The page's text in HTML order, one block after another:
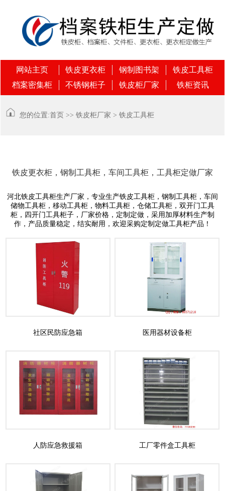
网站主页 铁皮更衣柜 钢制图书架
铁皮工具柜
档案密集柜
不锈钢柜子 铁皮柜厂家 铁柜资讯
您的位置:首页 >> 铁皮柜厂家 > 铁皮工具柜
铁皮更衣柜，钢制工具柜，车间工具柜，工具柜定做厂家
河北铁皮工具柜生产厂家，专业生产铁皮工具柜，钢制工具柜，车间
储物工具柜，移动工具柜，物料工具柜，仓储工具柜，双开门工具
柜，四开门工具柜子，厂家价格，定制定做，采用加厚材料生产制
作，产品质量稳定，结实耐用，欢迎采购定制定做工具柜产品！
社区民防应急箱 医用器材设备柜
人防应急救援箱 工厂零件盒工具柜